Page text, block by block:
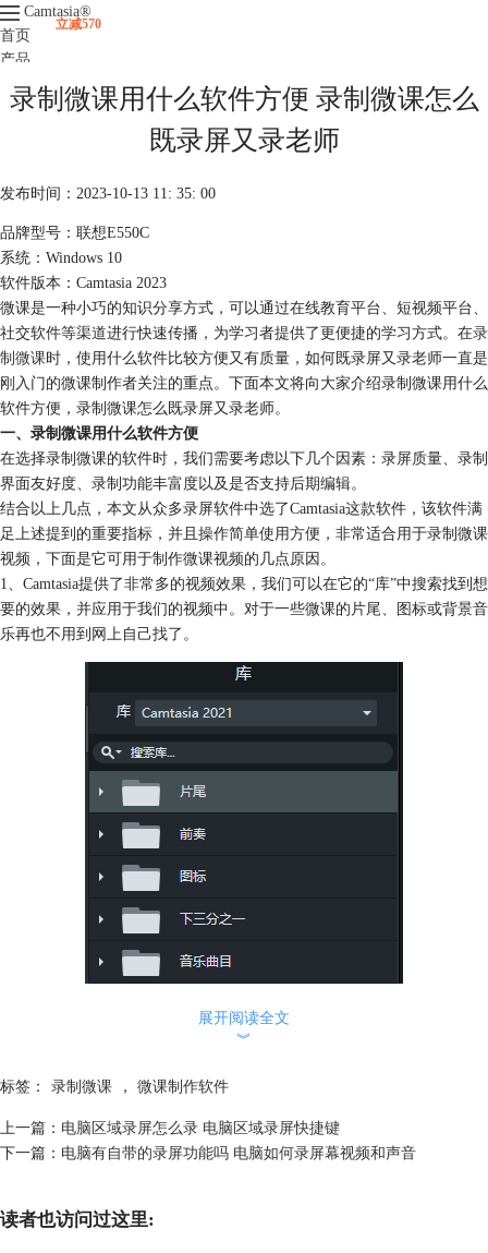
Camtasia®
首页
产品
下载
升级
立减570
录制微课用什么软件方便 录制微课怎么
既录屏又录老师
发布时间：2023-10-13 11: 35: 00
品牌型号：联想E550C
系统：Windows 10
软件版本：Camtasia 2023
微课是一种小巧的知识分享方式，可以通过在线教育平台、短视频平台、
社交软件等渠道进行快速传播，为学习者提供了更便捷的学习方式。在录
制微课时，使用什么软件比较方便又有质量，如何既录屏又录老师一直是
刚入门的微课制作者关注的重点。下面本文将向大家介绍录制微课用什么
软件方便，录制微课怎么既录屏又录老师。
一、录制微课用什么软件方便
在选择录制微课的软件时，我们需要考虑以下几个因素：录屏质量、录制
界面友好度、录制功能丰富度以及是否支持后期编辑。
结合以上几点，本文从众多录屏软件中选了Camtasia这款软件，该软件满
足上述提到的重要指标，并且操作简单使用方便，非常适合用于录制微课
视频，下面是它可用于制作微课视频的几点原因。
1、Camtasia提供了非常多的视频效果，我们可以在它的“库”中搜索找到想
要的效果，并应用于我们的视频中。对于一些微课的片尾、图标或背景音
乐再也不用到网上自己找了。
2、Camtasia不仅可以录制电脑屏幕和声音，还可以录制电脑所连接的摄
像头画面和麦克风音频，当我们录制微课时需要真人出镜、真人讲话或配
音时，可直接开启录制。
展开阅读全文
︾
标签： 录制微课 ， 微课制作软件
上一篇： 电脑区域录屏怎么录 电脑区域录屏快捷键
下一篇： 电脑有自带的录屏功能吗 电脑如何录屏幕视频和声音
读者也访问过这里: